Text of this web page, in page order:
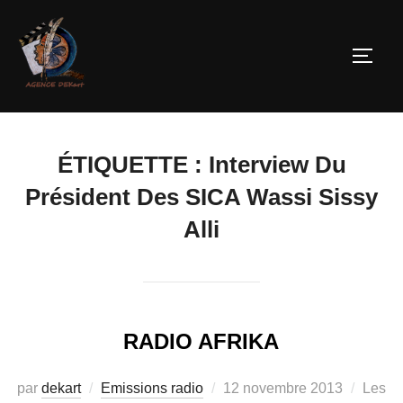
ÉTIQUETTE : Interview Du
Président Des SICA Wassi Sissy
Alli
RADIO AFRIKA
par dekart Emissions radio 12 novembre 2013 Les